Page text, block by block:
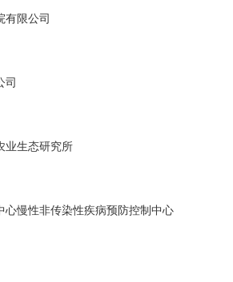
有限公司
司
业生态研究所
心慢性非传染性疾病预防控制中心